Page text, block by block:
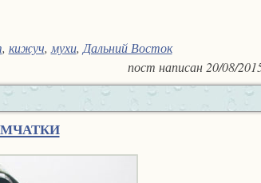
, кижуч, мухи, Дальний Восток
пост написан 20/08/